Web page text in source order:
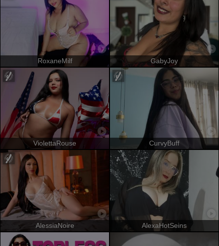
RoxaneMilf GabyJoy
ViolettaRouse CurvyBuff
AlessiaNoire AlexaHotSeins